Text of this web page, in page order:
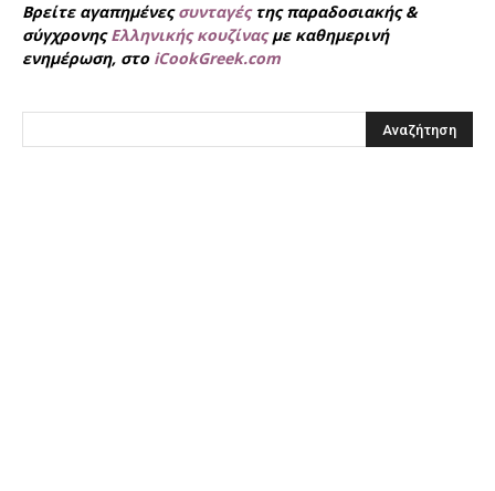
Βρείτε αγαπημένεςσυνταγέςτης παραδοσιακής &
σύγχρονηςΕλληνικής κουζίναςμε καθημερινή
ενημέρωση, στο iCookGreek.com